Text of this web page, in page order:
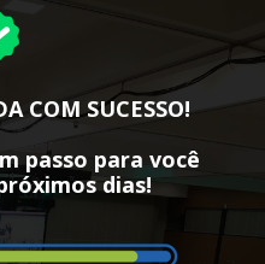
COM SUCESSO!
passo para você
dias!